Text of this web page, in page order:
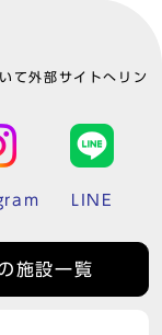
て外部サイトへリン
LINE
施設一覧